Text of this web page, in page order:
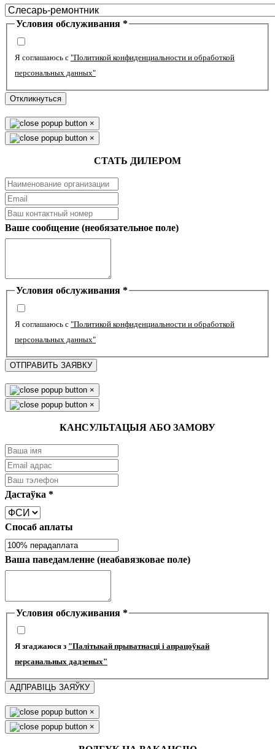
Условия обслуживания *
Я соглашаюсь с "Политикой конфиденциальности и обработкой
персональных данных"
Откликнуться
×
×
СТАТЬ ДИЛЕРОМ
Ваше сообщение (необязательное поле)
Условия обслуживания *
Я соглашаюсь с "Политикой конфиденциальности и обработкой
персональных данных"
ОТПРАВИТЬ ЗАЯВКУ
×
×
КАНСУЛЬТАЦЫЯ АБО ЗАМОВУ
Дастаўка *
Спосаб аплаты
Ваша паведамленне (неабавязковае поле)
Условия обслуживания *
Я згаджаюся з "Палітыкай прыватнасці і апрацоўкай
персанальных дадзеных"
АДПРАВІЦЬ ЗАЯЎКУ
×
×